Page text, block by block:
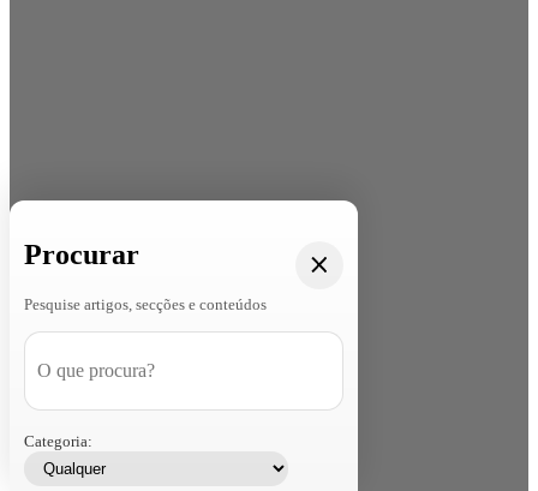
Procurar
Pesquise artigos, secções e conteúdos
Categoria: